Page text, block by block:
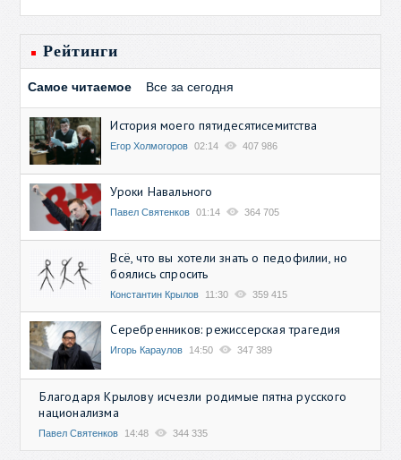
Рейтинги
Самое читаемое Все за сегодня
История моего пятидесятисемитства
Егор Холмогоров 02:14 407 986
Уроки Навального
Павел Святенков 01:14 364 705
Всё, что вы хотели знать о педофилии, но
боялись спросить
Константин Крылов 11:30 359 415
Серебренников: режиссерская трагедия
Игорь Караулов 14:50 347 389
Благодаря Крылову исчезли родимые пятна русского
национализма
Павел Святенков 14:48 344 335